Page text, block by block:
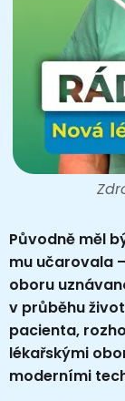
Původně měl
mu učarovala
oboru
v průběhu
pacienta,
lékařskými
moderními